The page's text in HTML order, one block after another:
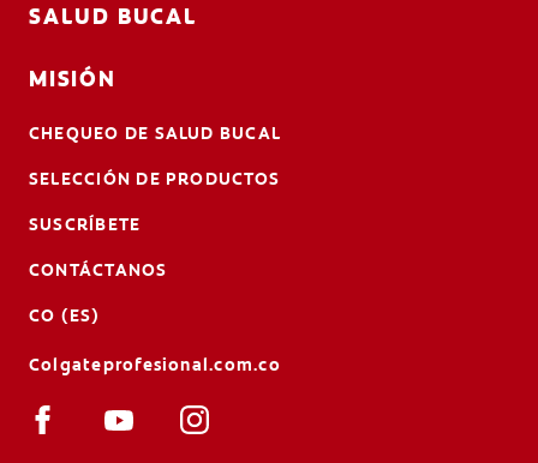
SALUD BUCAL
MISIÓN
CHEQUEO DE SALUD BUCAL
SELECCIÓN DE PRODUCTOS
SUSCRÍBETE
CONTÁCTANOS
CO (ES)
Colgateprofesional.com.co